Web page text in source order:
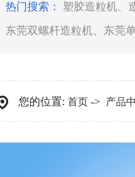
热门搜索： 塑胶造粒机
东莞双螺杆造粒机 东莞
您的位置: 首页 -> 产品